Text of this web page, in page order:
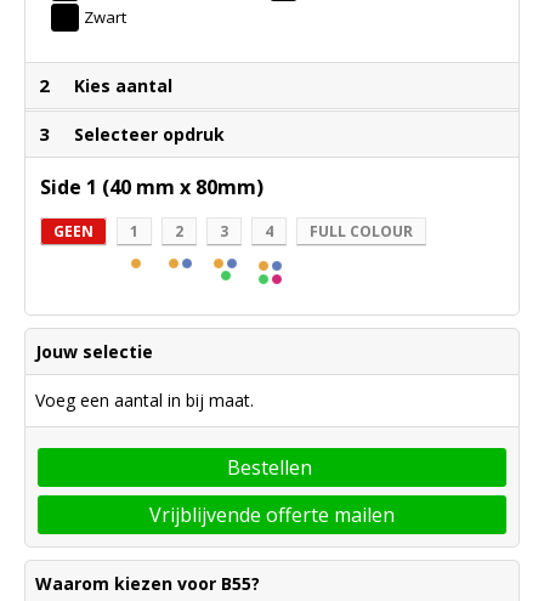
Zwart
2 Kies aantal
3 Selecteer opdruk
Side 1 (40 mm x 80mm)
GEEN 1 2 3 4 FULL COLOUR
Jouw selectie
Voeg een aantal in bij maat.
Bestellen
Vrijblijvende offerte mailen
Waarom kiezen voor B55?